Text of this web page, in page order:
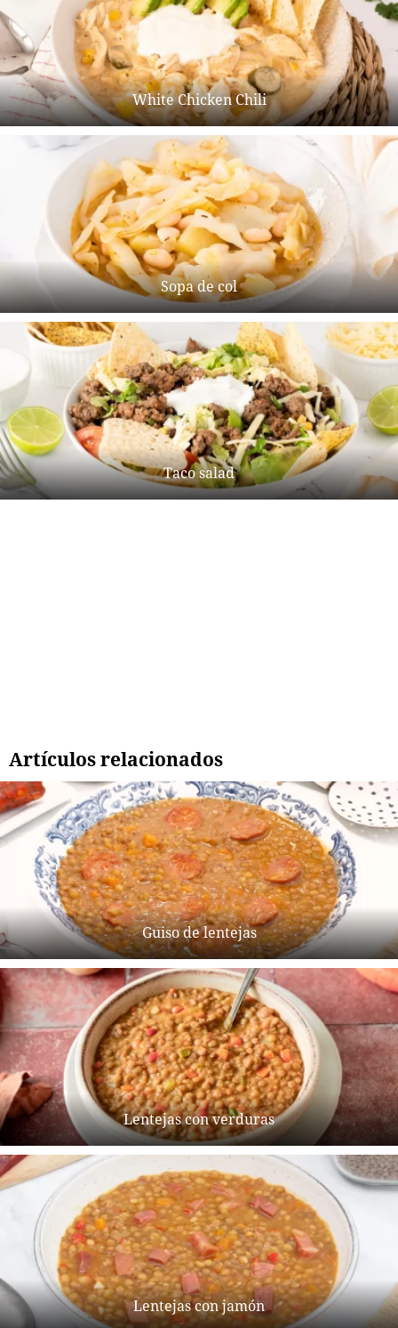
White Chicken Chili
Sopa de col
Taco salad
Artículos relacionados
Guiso de lentejas
Lentejas con verduras
Lentejas con jamón